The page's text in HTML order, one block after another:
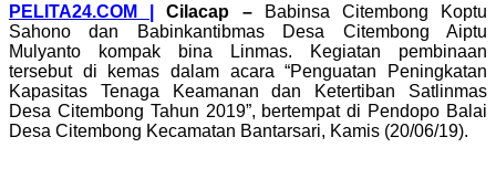
PELITA24.COM | Cilacap –
Babinsa Citembong Koptu
Sahono dan Babinkantibmas Desa Citembong Aiptu
Mulyanto kompak bina Linmas. Kegiatan pembinaan
tersebut di kemas dalam acara “Penguatan Peningkatan
Kapasitas Tenaga Keamanan dan Ketertiban Satlinmas
Desa Citembong Tahun 2019”, bertempat di Pendopo Balai
Desa Citembong Kecamatan Bantarsari, Kamis (20/06/19).